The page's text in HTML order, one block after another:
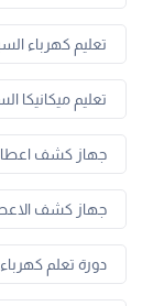
تعليم كهرباء
تعليم ميكانيكا
جهاز كشف اعطال
جهاز كشف
دورة تعلم